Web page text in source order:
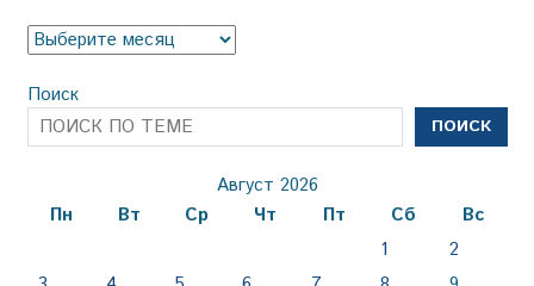
Архив
Поиск
ПОИСК
Август 2026
Пн
Вт Ср Чт Пт Сб
Вс
1
2